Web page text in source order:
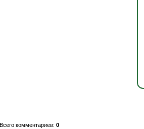
Всего комментариев: 0